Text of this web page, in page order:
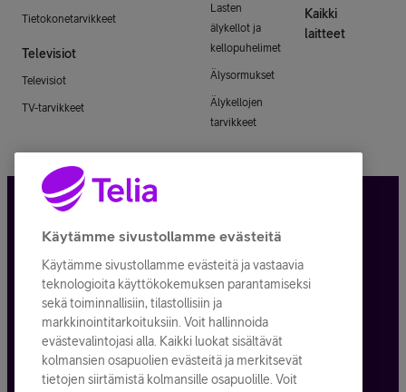
Tietokonetarvikkeet
Televisiot
Televisiot
TV-tarvikkeet
Lasten
älykellot ja
kellopuhelimet
Älysormukset
Älykellojen
tarvikkeet
Kaikki
laitteet
Tietosuoja ja -turva
Tilauksen peruuttaminen
Käyttöehdot
Evästeiden käyttö
Toimitusehdot ja palvelukuvaukset
Käytämme sivustollamme evästeitä
Käytämme sivustollamme evästeitä ja vastaavia
teknologioita käyttökokemuksen parantamiseksi
sekä toiminnallisiin, tilastollisiin ja
markkinointitarkoituksiin. Voit hallinnoida
evästevalintojasi alla. Kaikki luokat sisältävät
kolmansien osapuolien evästeitä ja merkitsevät
tietojen siirtämistä kolmansille osapuolille. Voit